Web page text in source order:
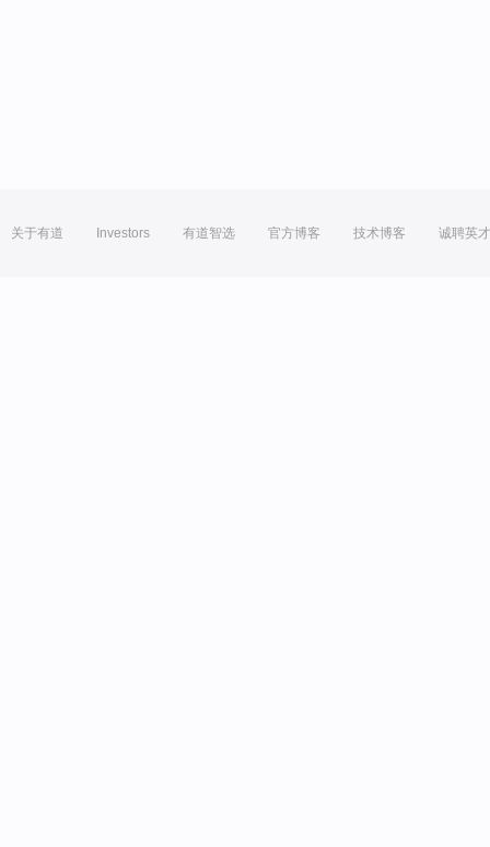
关于有道 Investors 有道智选 官方博客 技术博客 诚聘英才